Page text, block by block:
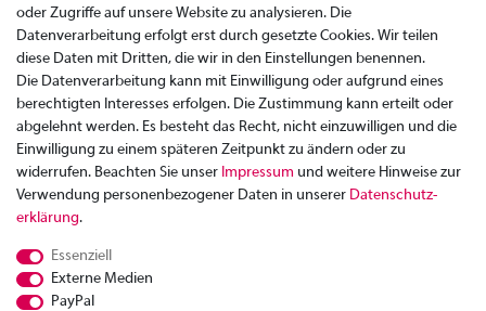
Zahlung
Versand
Rücksendung
Datenschutzerklärung
AGB
Kontakt
Impressum
Widerrufsrecht
oder Zugriffe auf unsere Website zu analysieren. Die
Datenverarbeitung erfolgt erst durch gesetzte Cookies. Wir teilen
diese Daten mit Dritten, die wir in den Einstellungen benennen.
Die Datenverarbeitung kann mit Einwilligung oder aufgrund eines
berechtigten Interesses erfolgen. Die Zustimmung kann erteilt oder
abgelehnt werden. Es besteht das Recht, nicht einzuwilligen und die
Einwilligung zu einem späteren Zeitpunkt zu ändern oder zu
widerrufen. Beachten Sie unser Impressum und weitere Hinweise zur
Verwendung personenbezogener Daten in unserer Daten­schutz­
erklärung.
Essenziell
Externe Medien
PayPal